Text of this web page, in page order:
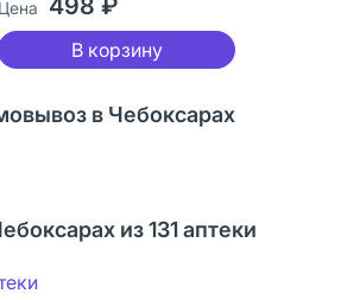
Цена
В корзину
в Чебоксарах
из 131 аптеки